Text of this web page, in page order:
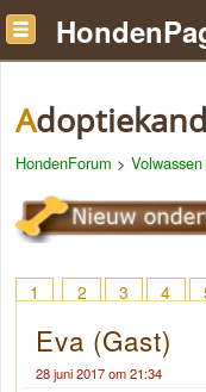
HondenForum >
1 2 3 4
Eva (Gast)
28 juni 2017 om 21:34